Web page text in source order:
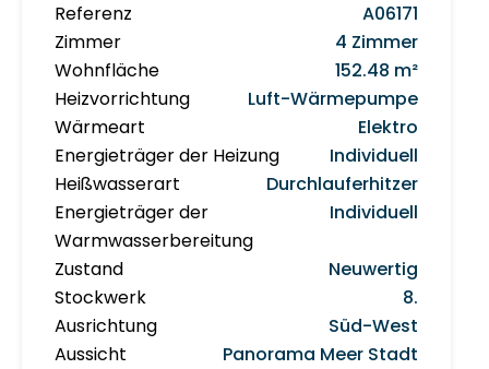
Referenz
A06171
Zimmer
4 Zimmer
Wohnfläche
152.48 m²
Heizvorrichtung
Luft-Wärmepumpe
Wärmeart
Elektro
Energieträger der Heizung
Individuell
Heißwasserart
Durchlauferhitzer
Energieträger der
Warmwasserbereitung
Individuell
Zustand
Neuwertig
Stockwerk
8.
Ausrichtung
Süd-West
Aussicht
Panorama Meer Stadt